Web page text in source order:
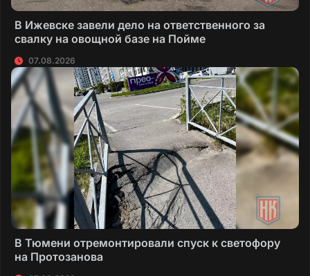
В Ижевске завели дело на ответственного за
свалку на овощной базе на Пойме
07.08.2026
В Тюмени отремонтировали спуск к светофору
на Протозанова